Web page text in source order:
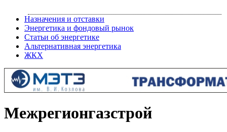
Назначения и отставки
Энергетика и фондовый рынок
Статьи об энергетике
Альтернативная энергетика
ЖКХ
Межрегионгазстрой